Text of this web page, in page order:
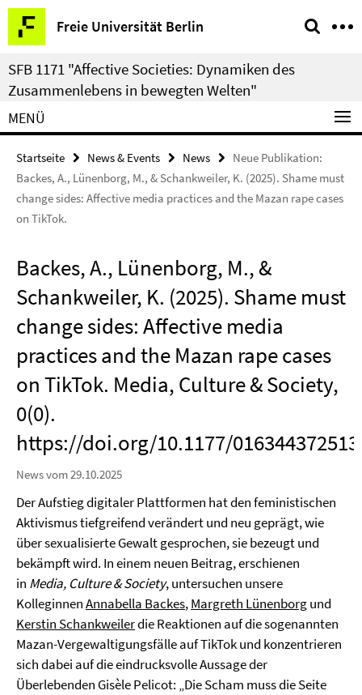
Springe
direkt
zu
Inhalt
Freie Universität Berlin
Service-
Navigation
SFB 1171 "Affective Societies: Dynamiken des
Zusammenlebens in bewegten Welten"
MENÜ
Startseite News & Events News
Neue Publikation:
Backes, A., Lünenborg, M., & Schankweiler, K. (2025). Shame must
change sides: Affective media practices and the Mazan rape cases
on TikTok.
Backes, A., Lünenborg, M., &
Schankweiler, K. (2025). Shame must
change sides: Affective media
practices and the Mazan rape cases
on TikTok. Media, Culture & Society,
0(0).
https://doi.org/10.1177/
News vom 29.10.2025
Der Aufstieg digitaler Plattformen hat den feministischen
Aktivismus tiefgreifend verändert und neu geprägt, wie
über sexualisierte Gewalt gesprochen, sie bezeugt und
bekämpft wird. In einem neuen Beitrag, erschienen
in Media, Culture & Society, untersuchen unsere
KolleginnenAnnabella Backes,Margreth Lünenborgund
Kerstin Schankweilerdie Reaktionen auf die sogenannten
Mazan-Vergewaltigungsfälle auf TikTok und konzentrieren
sich dabei auf die eindrucksvolle Aussage der
Überlebenden Gisèle Pelicot: „Die Scham muss die Seite